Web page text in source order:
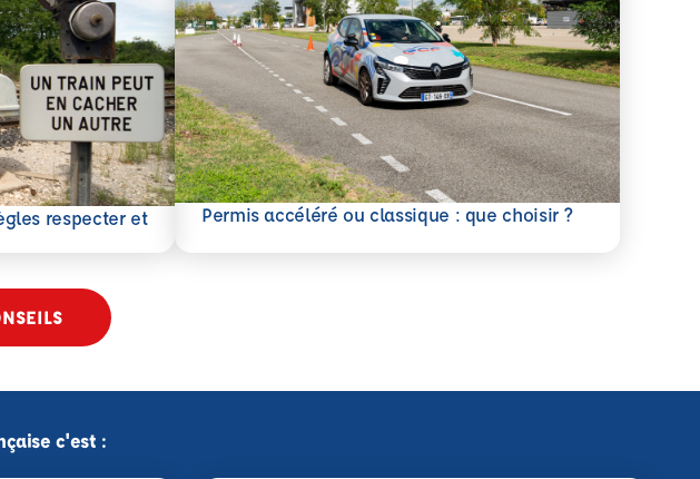
respecter et
Permis accéléré ou classique : que choisir ?
En savoir plus
c'est :